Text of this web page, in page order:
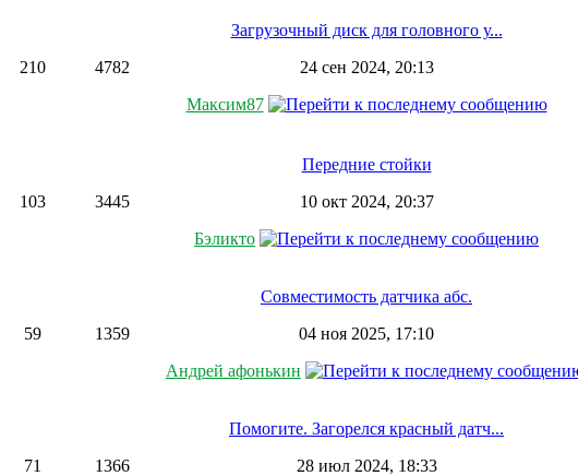
210 4782
Загрузочный диск для головного у...
24 сен 2024, 20:13
Максим87
103 3445
Передние стойки
10 окт 2024, 20:37
Бэликто
59 1359
Совместимость датчика абс.
04 ноя 2025, 17:10
Андрей афонькин
71 1366
Помогите. Загорелся красный датч...
28 июл 2024, 18:33